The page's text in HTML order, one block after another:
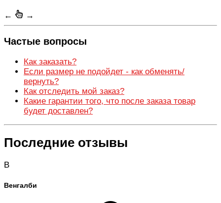
← →
Частые вопросы
Как заказать?
Если размер не подойдет - как обменять/
вернуть?
Как отследить мой заказ?
Какие гарантии того, что после заказа товар
будет доставлен?
Последние отзывы
В
Венгалби